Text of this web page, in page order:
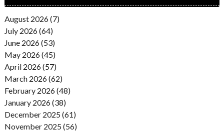
August 2026 (7)
July 2026 (64)
June 2026 (53)
May 2026 (45)
April 2026 (57)
March 2026 (62)
February 2026 (48)
January 2026 (38)
December 2025 (61)
November 2025 (56)